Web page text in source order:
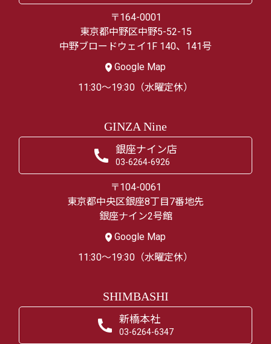
〒164-0001
東京都中野区中野5-52-15
中野ブロードウェイ1F 140、141号
Google Map
11:30～19:30（水曜定休）
GINZA Nine
銀座ナイン店
03-6264-6926
〒104-0061
東京都中央区銀座8丁目7番地先
銀座ナイン2号館
Google Map
11:30～19:30（水曜定休）
SHIMBASHI
新橋本社
03-6264-6347